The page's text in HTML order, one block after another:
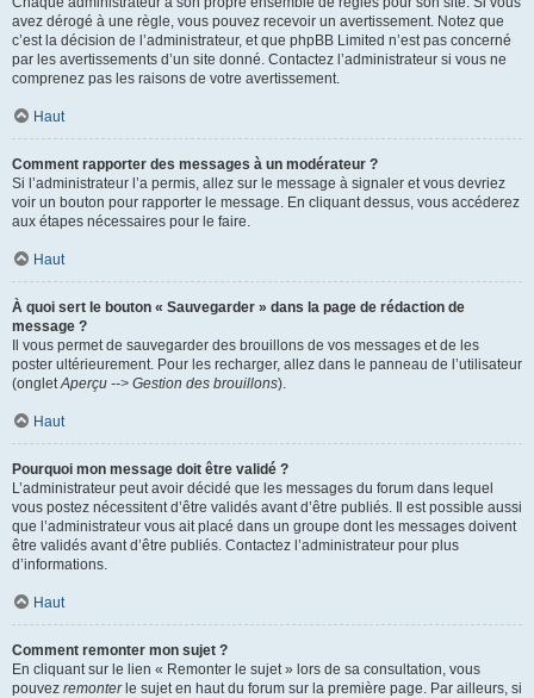
avez dérogé à une règle, vous pouvez recevoir un avertissement. Notez que
c’est la décision de l’administrateur, et que phpBB Limited n’est pas concerné
par les avertissements d’un site donné. Contactez l’administrateur si vous ne
comprenez pas les raisons de votre avertissement.
Haut
Comment rapporter des messages à un modérateur ?
Si l’administrateur l’a permis, allez sur le message à signaler et vous devriez
voir un bouton pour rapporter le message. En cliquant dessus, vous accéderez
aux étapes nécessaires pour le faire.
Haut
À quoi sert le bouton « Sauvegarder » dans la page de rédaction de
message ?
Il vous permet de sauvegarder des brouillons de vos messages et de les
poster ultérieurement. Pour les recharger, allez dans le panneau de l’utilisateur
(ongletAperçu --> Gestion des brouillons).
Haut
Pourquoi mon message doit être validé ?
L’administrateur peut avoir décidé que les messages du forum dans lequel
vous postez nécessitent d’être validés avant d’être publiés. Il est possible aussi
que l’administrateur vous ait placé dans un groupe dont les messages doivent
être validés avant d’être publiés. Contactez l’administrateur pour plus
d’informations.
Haut
Comment remonter mon sujet ?
En cliquant sur le lien « Remonter le sujet » lors de sa consultation, vous
pouvez remonterle sujet en haut du forum sur la première page. Par ailleurs, si